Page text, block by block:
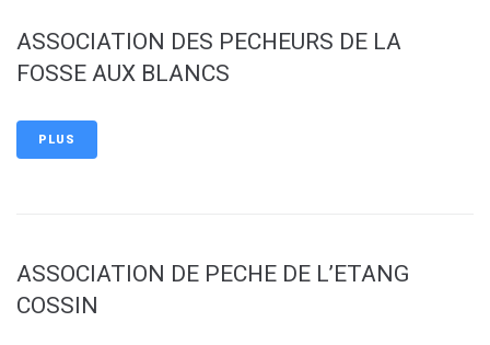
ASSOCIATION DES PECHEURS DE LA
FOSSE AUX BLANCS
PLUS
ASSOCIATION DE PECHE DE L’ETANG
COSSIN